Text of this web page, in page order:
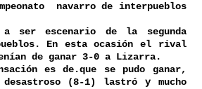
navarro de interpueblos
ser escenario de la segunda
En esta ocasión el rival
de ganar 3-0 a Lizarra.
es de.que se pudo ganar,
desastroso (8-1) lastró y mucho